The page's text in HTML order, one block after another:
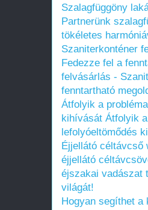
Szalagfüggöny
Partnerünk
tökéletes
Szaniterkonténer
Fedezze fel a
felvásárlás -
fenntartható
Átfolyik a
kihívását Átfolyik
lefolyóeltömődés
Éjjellátó céltávcső
éjjellátó
éjszakai vadászat
világát!
Hogyan segíthet a